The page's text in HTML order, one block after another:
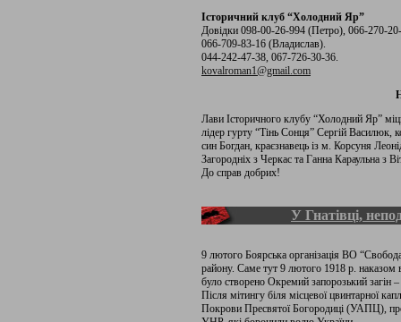
Історичний клуб “Холодний Яр”
Довідки 098-00-26-994 (Петро), 066-270-
066-709-83-16 (Владислав).
044-242-47-38, 067-726-30-36.
kovalroman1@gmail.com
Лави Історичного клубу “Холодний Яр”
лідер гурту “Тінь Сонця” Сергій
син Богдан, краєзнавець із м. Корсуня
Загородніх з Черкас та Ганна Караульна з
До справ добрих!
У Гнатівці,
9 лютого Боярська організація ВО
району. Саме тут 9 лютого 1918 р. наказом
було створено Окремий запорозький
Після мітингу біля місцевої цвинтарної
Покрови Пресвятої Богородиці (УАПЦ),